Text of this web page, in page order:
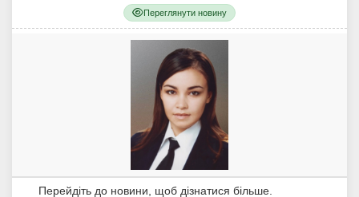
Переглянути новину
Перейдіть до новини, щоб дізнатися більше.